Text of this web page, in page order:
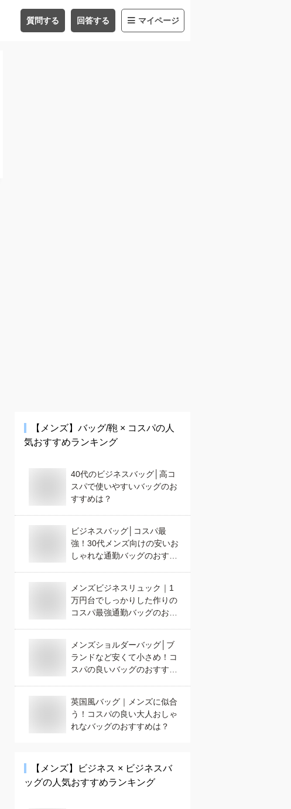
質問する 回答する マイページ
【メンズ】 バッグ/鞄 × コスパの人
気おすすめランキング
40代のビジネスバッグ│高コ
スパで使いやすいバッグのお
すすめは？
ビジネスバッグ│コスパ最
強！30代メンズ向けの安いお
しゃれな通勤バッグのおすす
メンズビジネスリュック｜1
万円台でしっかりした作りの
コスパ最強通勤バッグのおす
メンズショルダーバッグ│ブ
ランドなど安くて小さめ！コ
スパの良いバッグのおすすめ
英国風バッグ｜メンズに似合
う！コスパの良い大人おしゃ
れなバッグのおすすめは？
【メンズ】
ビジネス × ビジネスバ
ッグの人気おすすめランキング